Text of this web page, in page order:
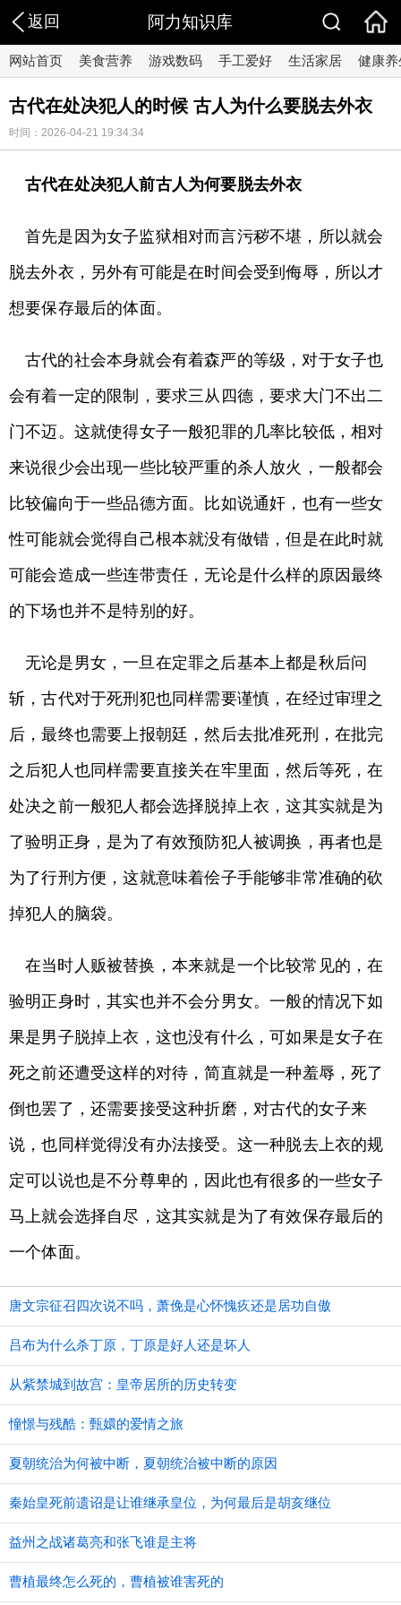
返回 阿力知识库
网站首页 美食营养 游戏数码 手工爱好 生活家居 健康养
古代在处决犯人的时候 古人为什么要脱去外衣
时间：2026-04-21 19:34:34
古代在处决犯人前古人为何要脱去外衣
首先是因为女子监狱相对而言污秽不堪，所以就会
脱去外衣，另外有可能是在时间会受到侮辱，所以才
想要保存最后的体面。
古代的社会本身就会有着森严的等级，对于女子也
会有着一定的限制，要求三从四德，要求大门不出二
门不迈。这就使得女子一般犯罪的几率比较低，相对
来说很少会出现一些比较严重的杀人放火，一般都会
比较偏向于一些品德方面。比如说通奸，也有一些女
性可能就会觉得自己根本就没有做错，但是在此时就
可能会造成一些连带责任，无论是什么样的原因最终
的下场也并不是特别的好。
无论是男女，一旦在定罪之后基本上都是秋后问
斩，古代对于死刑犯也同样需要谨慎，在经过审理之
后，最终也需要上报朝廷，然后去批准死刑，在批完
之后犯人也同样需要直接关在牢里面，然后等死，在
处决之前一般犯人都会选择脱掉上衣，这其实就是为
了验明正身，是为了有效预防犯人被调换，再者也是
为了行刑方便，这就意味着侩子手能够非常准确的砍
掉犯人的脑袋。
在当时人贩被替换，本来就是一个比较常见的，在
验明正身时，其实也并不会分男女。一般的情况下如
果是男子脱掉上衣，这也没有什么，可如果是女子在
死之前还遭受这样的对待，简直就是一种羞辱，死了
倒也罢了，还需要接受这种折磨，对古代的女子来
说，也同样觉得没有办法接受。这一种脱去上衣的规
定可以说也是不分尊卑的，因此也有很多的一些女子
马上就会选择自尽，这其实就是为了有效保存最后的
一个体面。
唐文宗征召四次说不吗，萧俛是心怀愧疚还是居功自傲
吕布为什么杀丁原，丁原是好人还是坏人
从紫禁城到故宫：皇帝居所的历史转变
憧憬与残酷：甄嬛的爱情之旅
夏朝统治为何被中断，夏朝统治被中断的原因
秦始皇死前遗诏是让谁继承皇位，为何最后是胡亥继位
益州之战诸葛亮和张飞谁是主将
曹植最终怎么死的，曹植被谁害死的